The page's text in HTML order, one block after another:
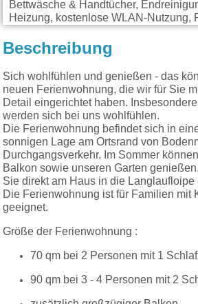
Bettwäsche & Handtücher,
Heizung, kostenlose WLAN-Nutzung,
Beschreibung
Sich wohlfühlen und genießen - das
neuen Ferienwohnung, die wir für Sie
Detail eingerichtet haben.
werden sich bei uns wohlfühlen.
Die Ferienwohnung befindet sich in
sonnigen Lage am Ortsrand von
Durchgangsverkehr. Im Sommer
Balkon sowie unseren Garten
Sie direkt am Haus in die Langlaufloipe
Die Ferienwohnung ist für Familien mit
geeignet.
Größe der Ferienwohnung :
70 qm bei 2 Personen mit 1
90 qm bei 3 - 4 Personen mit 2